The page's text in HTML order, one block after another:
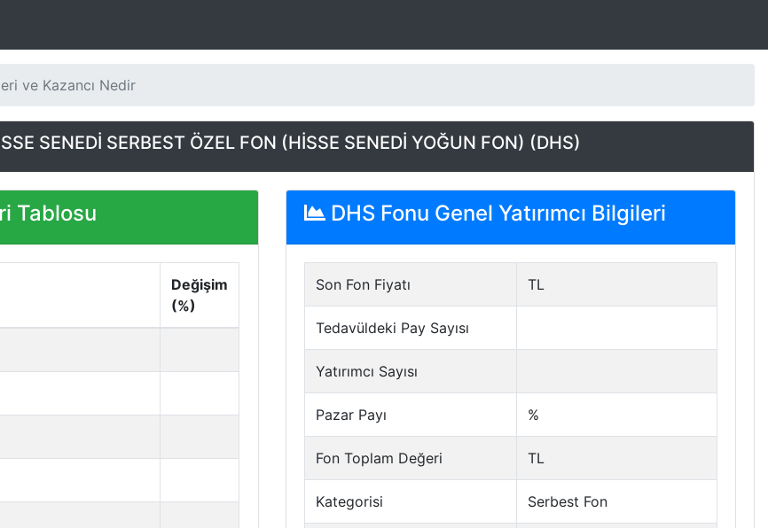
ve Kazancı Nedir
SENEDİ SERBEST ÖZEL FON (HİSSE SENEDİ YOĞUN FON) (DHS)
Tablosu
Değişim
(%)
DHS Fonu Genel Yatırımcı Bilgileri
Son Fon Fiyatı TL
Tedavüldeki Pay Sayısı
Yatırımcı Sayısı
Pazar Payı %
Fon Toplam Değeri TL
Kategorisi Serbest Fon